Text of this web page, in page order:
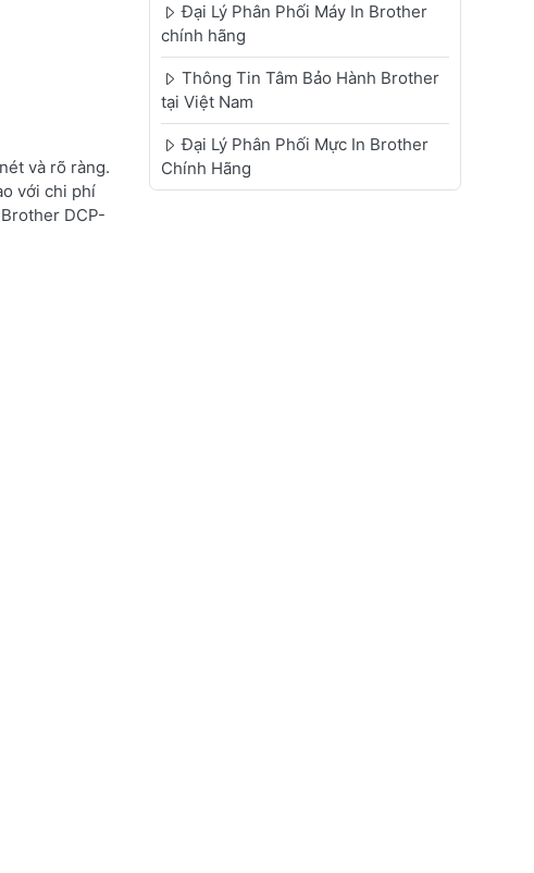
và rõ ràng.
với chi phí
DCP-
Đại Lý Phân Phối Máy In Brother
chính hãng
Thông Tin Tâm Bảo Hành Brother
tại Việt Nam
Đại Lý Phân Phối Mực In Brother
Chính Hãng